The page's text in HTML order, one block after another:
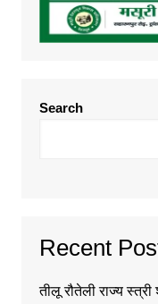
Search
Recent
तीलू रौतेली राज्य